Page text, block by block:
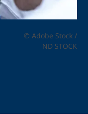
© Adobe Stock /
ND STOCK